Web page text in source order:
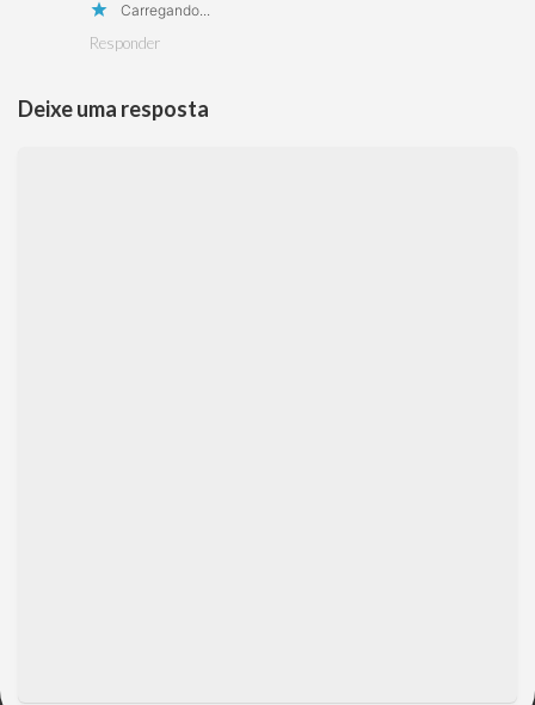
Carregando...
Responder
Deixe uma resposta